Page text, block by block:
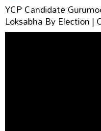
YCP Candidate
Loksabha By Election |